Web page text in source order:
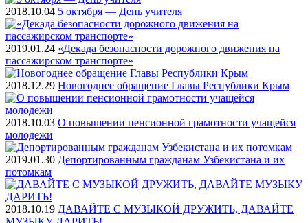
2018.10.04 5 октября — День учителя
2019.01.24 «Декада безопасности дорожного движения на
пассажирском транспорте»
2018.12.29 Новогоднее обращение Главы Республики Крым
2018.10.03 О повышении пенсионной грамотности учащейся
молодежи
2019.01.30 Депортированным гражданам Узбекистана и их
потомкам
2018.10.19 ДАВАЙТЕ С МУЗЫКОЙ ДРУЖИТЬ, ДАВАЙТЕ